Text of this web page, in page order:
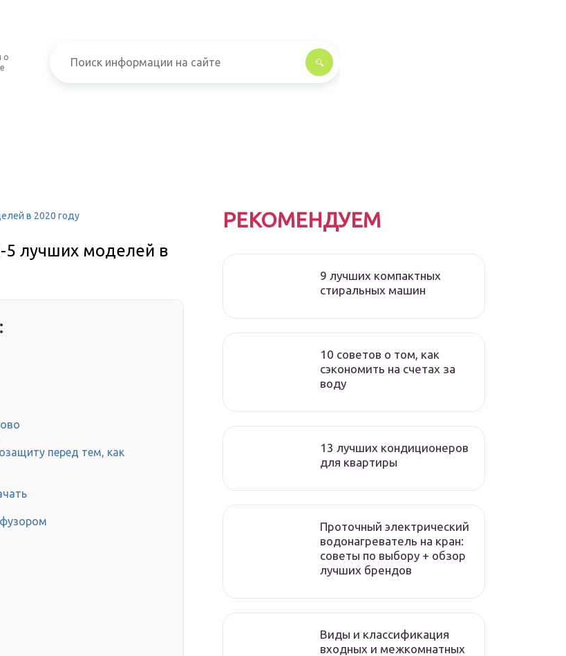
о
в 2020 году
5 лучших моделей в
перед тем, как
РЕКОМЕНДУЕМ
9 лучших компактных
стиральных машин
10 советов о том, как
сэкономить на счетах за
воду
13 лучших кондиционеров
для квартиры
Проточный электрический
водонагреватель на кран:
советы по выбору + обзор
лучших брендов
Виды и классификация
входных и межкомнатных